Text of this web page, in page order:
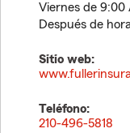
Viernes de 9:00
Después de
Sitio web:
Teléfono:
210-496-5818